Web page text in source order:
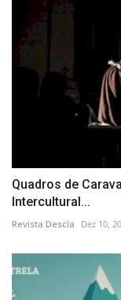
Quadros de
Intercultural...
Revista Descla Dez 10,